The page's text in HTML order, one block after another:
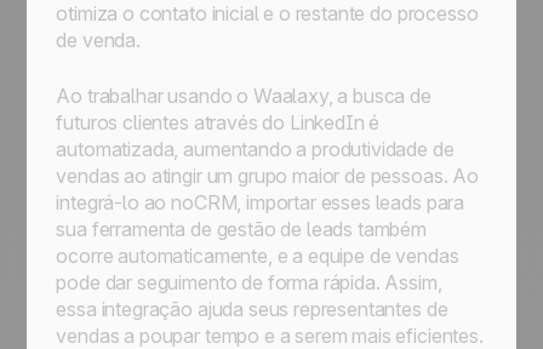
otimiza o contato inicial e o restante do processo
de venda.
Ao trabalhar usando o Waalaxy, a busca de
futuros clientes através do LinkedIn é
automatizada, aumentando a produtividade de
vendas ao atingir um grupo maior de pessoas. Ao
integrá-lo ao noCRM, importar esses leads para
sua ferramenta de gestão de leads também
ocorre automaticamente, e a equipe de vendas
pode dar seguimento de forma rápida. Assim,
essa integração ajuda seus representantes de
vendas a poupar tempo e a serem mais eficientes.